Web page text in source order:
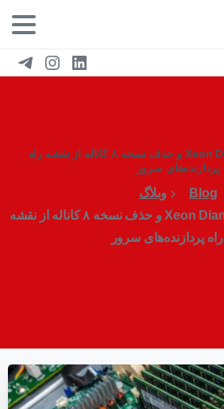
اینتل Xeon Diamond Rapids و حذف نسخه ۸ کاناله از نقشه راه
پردازنده‌های سرور
Blog
وبلاگ
اینتل Xeon Diamond Rapids و حذف نسخه ۸ کاناله از نقشه
راه پردازنده‌های سرور